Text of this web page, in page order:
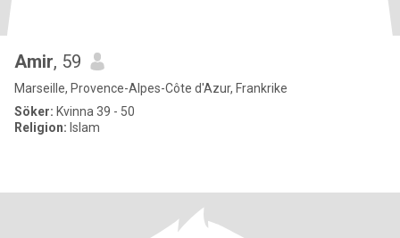
Amir, 59
Marseille, Provence-Alpes-Côte d'Azur, Frankrike
Söker: Kvinna 39 - 50
Religion: Islam